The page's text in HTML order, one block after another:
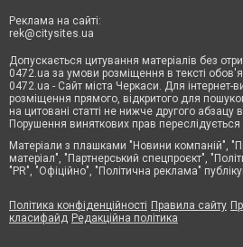
Реклама на сайті:
rek@citysites.ua
Допускається цитування матеріалів без
0472.ua за умови розміщення в тексті
0472.ua - Сайт міста Черкаси. Для інтернет-
розміщення прямого, відкритого для
на цитовані статті не нижче другого абзацу
Порушення виняткових прав
Матеріали з плашками "Новини компаній",
матеріал", "Партнерський спецпроєкт",
"PR", "Офіційно", "Політична реклама"
Політика конфіденційності Правила сайту
класифайд Редакційна політика